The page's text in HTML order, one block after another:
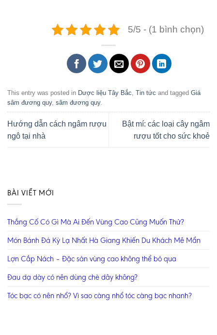
5/5 - (1 bình chọn)
This entry was posted in Dược liệu Tây Bắc Tin tức and tagged Giá
sâm đương quy, sâm đương quy.
Hướng dẫn cách ngâm rượu
ngô tại nhà
Bật mí: các loại cây ngâm
rượu tốt cho sức khoẻ
BÀI VIẾT MỚI
Thắng Cố Có Gì Mà Ai Đến Vùng Cao Cũng Muốn Thử?
Món Bánh Đá Kỳ Lạ Nhất Hà Giang Khiến Du Khách Mê Mẩn
Lợn Cắp Nách – Đặc sản vùng cao không thể bỏ qua
Đau dạ dày có nên dùng chè dây không?
Tóc bạc có nên nhổ? Vì sao càng nhổ tóc càng bạc nhanh?